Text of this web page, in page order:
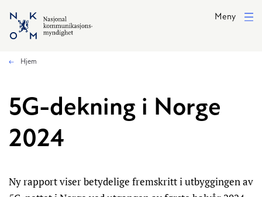
Hopp til hovedinnhold
Meny
Hjem
5G-dekning i Norge
2024
Ny rapport viser betydelige fremskritt i utbyggingen av